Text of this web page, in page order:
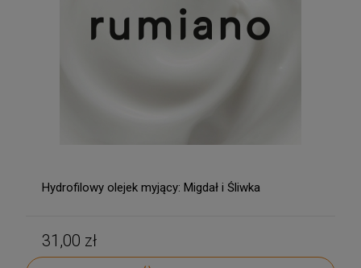
Hydrofilowy olejek myjący: Migdał i Śliwka
31,00 zł